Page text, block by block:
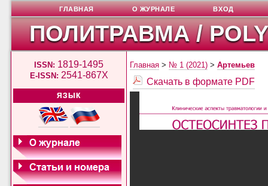
ПОЛИТРАВМА /
ISSN: 1819-1495
E-ISSN: 2541-867X
ЯЗЫК
ГЛАВНАЯ О ЖУРНАЛЕ ВХОД
Главная > № 1 (2021) >Артемьев
Скачать в формате PDF